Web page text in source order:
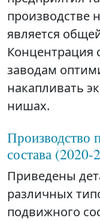
производстве
является
Концентрация
заводам
накапливать
нишах.
Производство
состава (2020-
Приведены
различных
подвижного